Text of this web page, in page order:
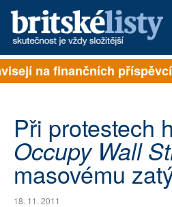
PŘIHLÁSIT
ARCHIV
ROZHOVORY
TÉMATA
na finančních
Při protestech
Occupy Wall
masovému
18. 11. 2011